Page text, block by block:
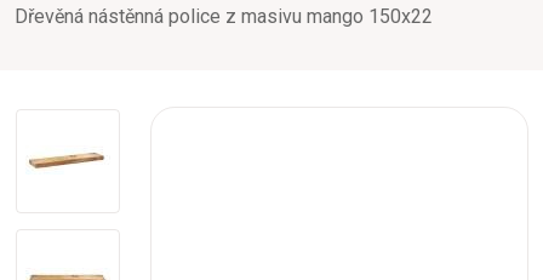
Dřevěná nástěnná police z masivu mango 150x22